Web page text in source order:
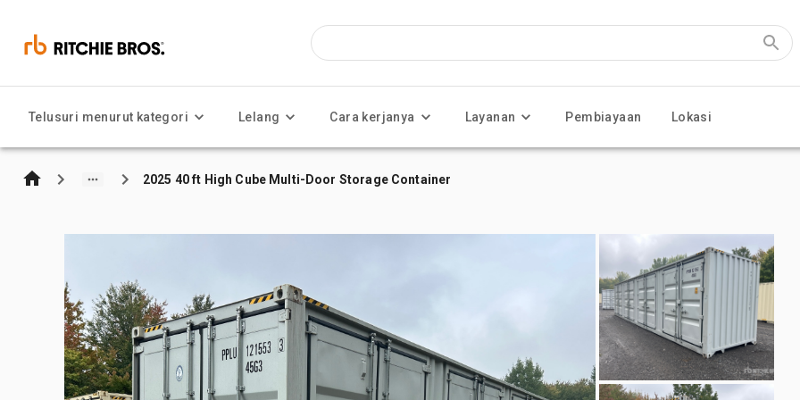
Telusuri menurut kategori Lelang Cara kerjanya Layanan Pembiayaan Lokasi
2025 40 ft High Cube Multi-Door Storage Container